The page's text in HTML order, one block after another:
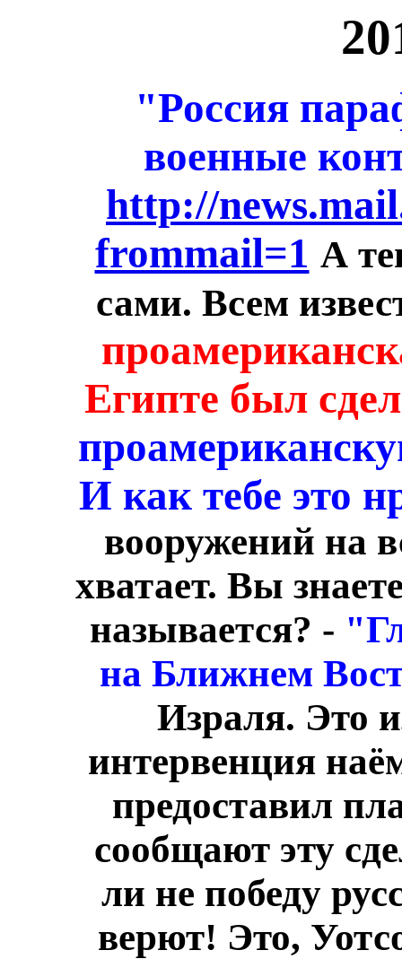
"Россия
военные
http://
frommail=1 А
сами. Всем
Египте был
И как тебе это
вооружений на
хватает. Вы
называется? -
на Ближнем
Израля. Это
интервенция
предоставил
сообщают эту
ли не победу
верют! Это,